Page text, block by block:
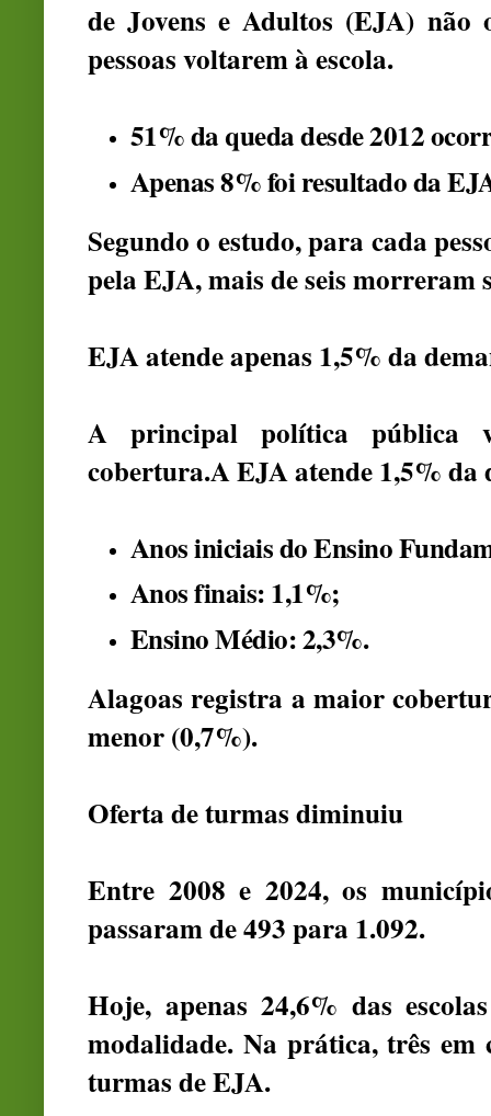
de Jovens e Adultos (EJA)
pessoas voltarem à escola.
51%da queda desde 2012
Apenas8%foi resultado da
Segundo o estudo, para cada
pela EJA, mais de seis morreram
EJA atende apenas 1,5% da
A principal política pública
cobertura.A EJA atende 1,5% da
Anos iniciais do Ensino
Anos finais:1,1%;
Ensino Médio:2,3%.
Alagoas registra a maior
menor (0,7%).
Oferta de turmas diminuiu
Entre 2008 e 2024, os
passaram de 493 para 1.092.
Hoje, apenas 24,6% das
modalidade. Na prática, três em
turmas de EJA.